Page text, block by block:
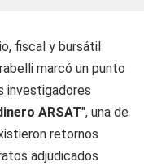
fiscal y bursátil
marcó un punto
investigadores
ARSAT", una de
retornos
adjudicados